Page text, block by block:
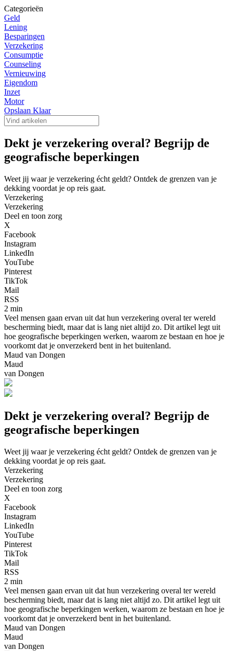
Categorieën
Geld
Lening
Besparingen
Verzekering
Consumptie
Counseling
Vernieuwing
Eigendom
Inzet
Motor
Opslaan Klaar
Dekt je verzekering overal? Begrijp de
geografische beperkingen
Weet jij waar je verzekering écht geldt? Ontdek de grenzen van je
dekking voordat je op reis gaat.
Verzekering
Verzekering
Deel en toon zorg
X
Facebook
Instagram
LinkedIn
YouTube
Pinterest
TikTok
Mail
RSS
2 min
Veel mensen gaan ervan uit dat hun verzekering overal ter wereld
bescherming biedt, maar dat is lang niet altijd zo. Dit artikel legt uit
hoe geografische beperkingen werken, waarom ze bestaan en hoe je
voorkomt dat je onverzekerd bent in het buitenland.
Maud van Dongen
Maud
van Dongen
Dekt je verzekering overal? Begrijp de
geografische beperkingen
Weet jij waar je verzekering écht geldt? Ontdek de grenzen van je
dekking voordat je op reis gaat.
Verzekering
Verzekering
Deel en toon zorg
X
Facebook
Instagram
LinkedIn
YouTube
Pinterest
TikTok
Mail
RSS
2 min
Veel mensen gaan ervan uit dat hun verzekering overal ter wereld
bescherming biedt, maar dat is lang niet altijd zo. Dit artikel legt uit
hoe geografische beperkingen werken, waarom ze bestaan en hoe je
voorkomt dat je onverzekerd bent in het buitenland.
Maud van Dongen
Maud
van Dongen